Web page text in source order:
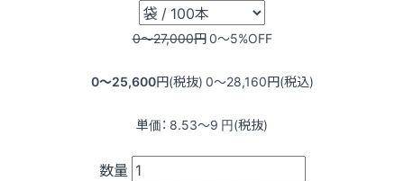
0〜27,000円0〜5%OFF
0〜25,600円(税抜) 0〜28,160円(税込)
単価： 8.53〜9 円(税抜)
数量